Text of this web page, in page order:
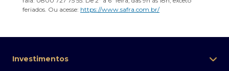
feriados. Ou acesse: https://www.safra.com.br/
Investimentos